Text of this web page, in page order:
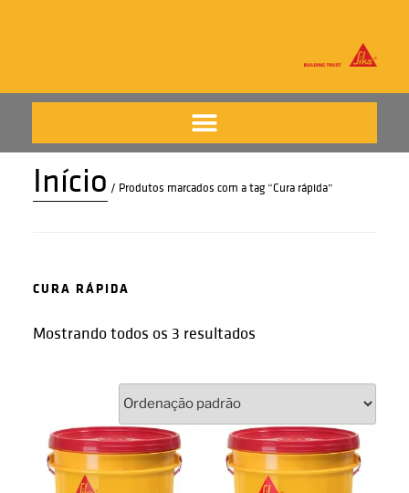
Início / Produtos marcados com a tag “Cura rápida”
CURA RÁPIDA
Mostrando todos os 3 resultados